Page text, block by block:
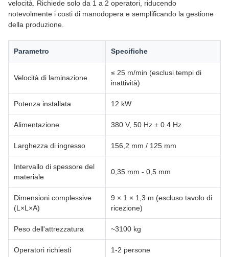
velocità. Richiede solo da 1 a 2 operatori, riducendo
notevolmente i costi di manodopera e semplificando la gestione
della produzione.
Parametro Specifiche
Velocità di laminazione
≤ 25 m/min (esclusi tempi di
inattività)
Potenza installata 12 kW
Alimentazione 380 V, 50 Hz ± 0.4 Hz
Larghezza di ingresso 156,2 mm / 125 mm
Intervallo di spessore del
materiale
0,35 mm - 0,5 mm
Dimensioni complessive
(L×L×A)
9 × 1 × 1,3 m (escluso tavolo di
ricezione)
Peso dell'attrezzatura ~3100 kg
Operatori richiesti 1-2 persone